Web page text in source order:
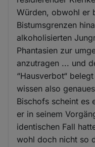
Würden, obwohl er
Bistumsgrenzen
alkoholisierten
Phantasien zur
anzutragen ... und
“Hausverbot“
wissen also
Bischofs scheint es
er in seinem
identischen Fall
wohl doch nicht so